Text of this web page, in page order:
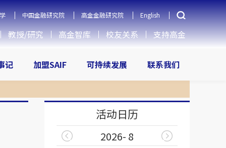
中国金融研究院 高金金融研究院 English
教授/研究 高金智库 校友关系 支持高金
记 加盟SAIF 可持续发展 联系我们
活动日历
2026- 8